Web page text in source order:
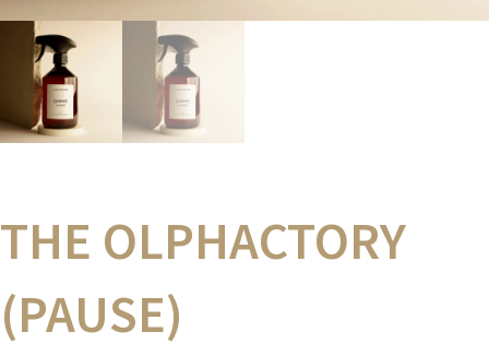
THE OLPHACTORY
(PAUSE)